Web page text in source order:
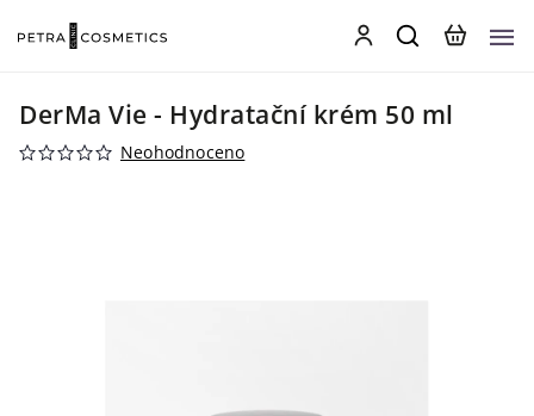
DerMa Vie - Hydratační krém 50 ml
Neohodnoceno